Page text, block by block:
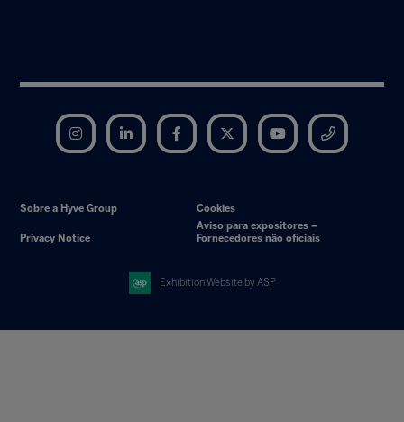
Instagram LinkedIn Facebook Twitter YouTube
Sobre a Hyve Group Cookies
Privacy Notice
Aviso para expositores –
Fornecedores não oficiais
Exhibition Website by ASP